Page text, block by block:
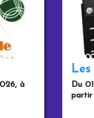
à
Du